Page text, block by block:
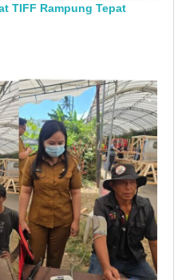
TIFF Rampung Tepat